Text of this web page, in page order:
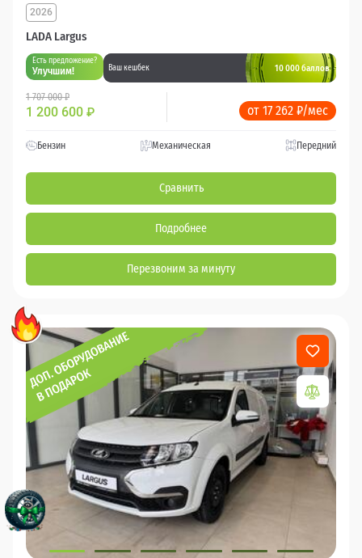
LADA Largus
2026
Есть предложение?
Улучшим! Ваш кешбек 10 000 баллов
1 707 000 ₽
1 200 600 ₽ от 17 262 ₽/мес
Бензин Механическая Передний
Сравнить
Подробнее
Перезвоним за минуту